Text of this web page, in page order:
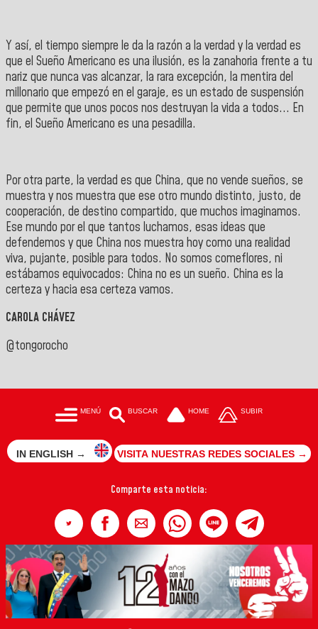
Y así, el tiempo siempre le da la razón a la verdad y la verdad es
que el Sueño Americano es una ilusión, es la zanahoria frente a tu
nariz que nunca vas alcanzar, la rara excepción, la mentira del
millonario que empezó en el garaje, es un estado de suspensión
que permite que unos pocos nos destruyan la vida a todos... En
fin, el Sueño Americano es una pesadilla.
Por otra parte, la verdad es que China, que no vende sueños, se
muestra y nos muestra que ese otro mundo distinto, justo, de
cooperación, de destino compartido, que muchos imaginamos.
Ese mundo por el que tantos luchamos, esas ideas que
defendemos y que China nos muestra hoy como una realidad
viva, pujante, posible para todos. No somos comeflores, ni
estábamos equivocados: China no es un sueño. China es la
certeza y hacia esa certeza vamos.
CAROLA CHÁVEZ
@tongorocho
MENÚ BUSCAR HOME SUBIR
IN ENGLISH → VISITA NUESTRAS REDES SOCIALES →
Comparte esta noticia: